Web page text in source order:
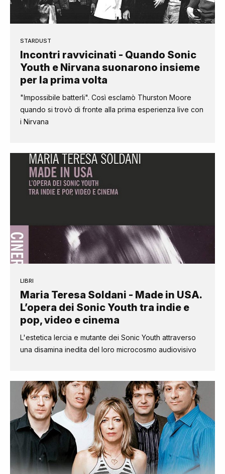
STARDUST
Incontri ravvicinati - Quando Sonic
Youth e Nirvana suonarono insieme
per la prima volta
"Impossibile batterli". Così esclamò Thurston Moore
quando si trovò di fronte alla prima esperienza live con
i Nirvana
LIBRI
Maria Teresa Soldani - Made in USA.
L’opera dei Sonic Youth tra indie e
pop, video e cinema
L'estetica lercia e mutante dei Sonic Youth attraverso
una disamina inedita del loro microcosmo audiovisivo